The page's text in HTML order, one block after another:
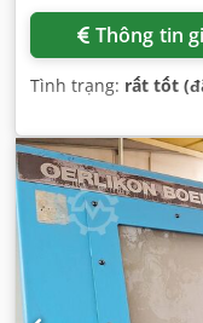
Thông tin
Tình trạng: rất tốt